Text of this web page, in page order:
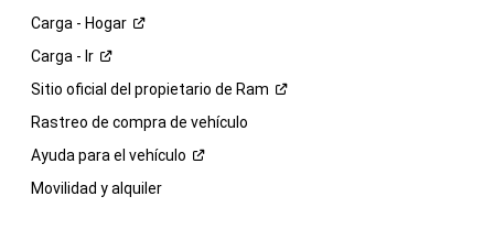
Carga - Hogar
Carga - Ir
Sitio oficial del propietario de Ram
Rastreo de compra de vehículo
Ayuda para el vehículo
Movilidad y alquiler